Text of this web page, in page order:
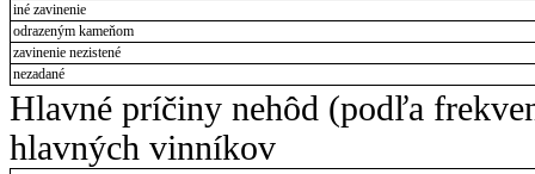
iné zavinenie
odrazeným kameňom
zavinenie nezistené
nezadané
Hlavné príčiny nehôd (podľa
hlavných vinníkov